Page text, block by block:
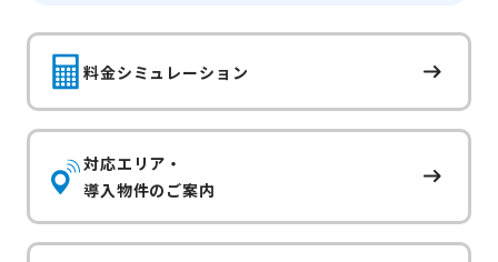
料金シミュレーション
対応エリア・
導入物件のご案内